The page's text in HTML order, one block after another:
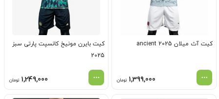
کیت آث میلان ancient 2025
1,399,000 تومان
کیت بایرن مونیخ کانسپت پارتی سبز
2025
1,249,000 تومان